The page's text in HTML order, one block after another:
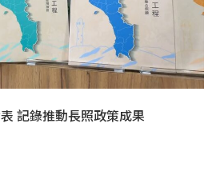
記錄推動長照政策成果